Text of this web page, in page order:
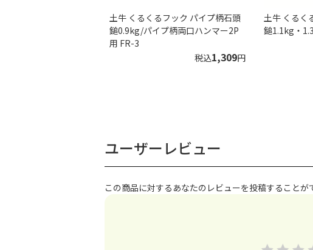
土牛 くるくるフック パイプ柄石頭
鎚0.9kg/パイプ柄両口ハンマー2P
用 FR-3
税込1,309円
土牛 くるく
鎚1.1kg・
ユーザーレビュー
この商品に対するあなたのレビューを投稿することが